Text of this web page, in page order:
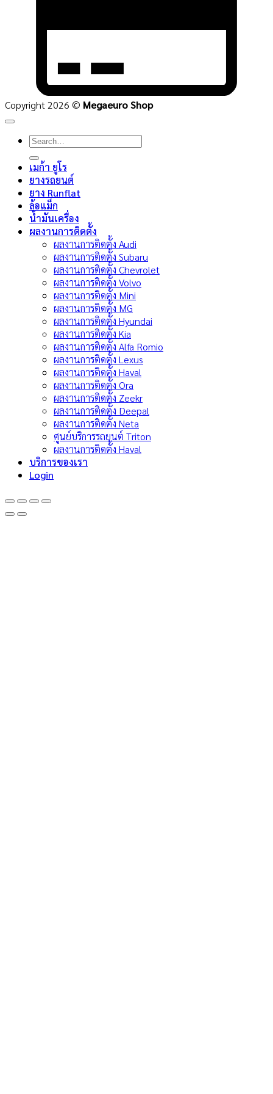
Copyright 2026 © Megaeuro Shop
Search
for:
เมก้า ยูโร
ยางรถยนต์
ยาง Runflat
ล้อแม็ก
น้ำมันเครื่อง
ผลงานการติดตั้ง
ผลงานการติดตั้ง Audi
ผลงานการติดตั้ง Subaru
ผลงานการติดตั้ง Chevrolet
ผลงานการติดตั้ง Volvo
ผลงานการติดตั้ง Mini
ผลงานการติดตั้ง MG
ผลงานการติดตั้ง Hyundai
ผลงานการติดตั้ง Kia
ผลงานการติดตั้ง Alfa Romio
ผลงานการติดตั้ง Lexus
ผลงานการติดตั้ง Haval
ผลงานการติดตั้ง Ora
ผลงานการติดตั้ง Zeekr
ผลงานการติดตั้ง Deepal
ผลงานการติดตั้ง Neta
ศูนย์บริการรถยนต์ Triton
ผลงานการติดตั้ง Haval
บริการของเรา
Login